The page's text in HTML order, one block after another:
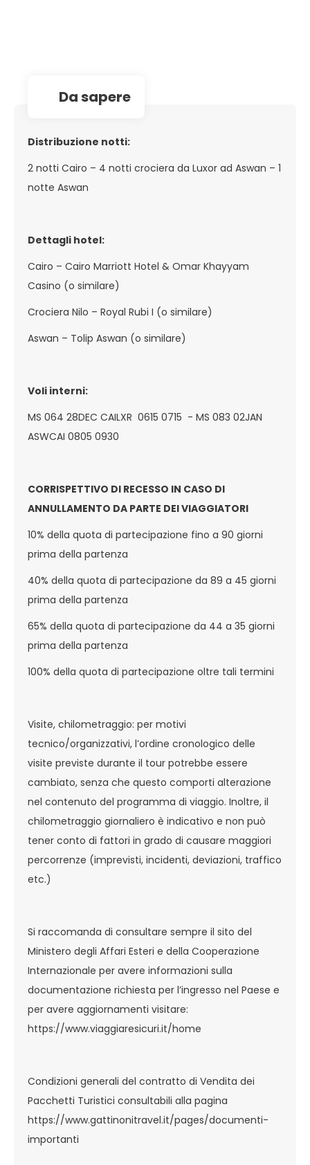
da sapere
Distribuzione notti:
2 notti Cairo – 4 notti crociera da Luxor ad Aswan – 1
notte Aswan
Dettagli hotel:
Cairo – Cairo Marriott Hotel & Omar Khayyam
Casino (o similare)
Crociera Nilo – Royal Rubi I (o similare)
Aswan – Tolip Aswan (o similare)
Voli interni:
MS 064 28DEC CAILXR 0615 0715 - MS 083 02JAN
ASWCAI 0805 0930
CORRISPETTIVO DI RECESSO IN CASO DI
ANNULLAMENTO DA PARTE DEI VIAGGIATORI
10% della quota di partecipazione fino a 90 giorni
prima della partenza
40% della quota di partecipazione da 89 a 45 giorni
prima della partenza
65% della quota di partecipazione da 44 a 35 giorni
prima della partenza
100% della quota di partecipazione oltre tali termini
Visite, chilometraggio: per motivi
tecnico/organizzativi, l’ordine cronologico delle
visite previste durante il tour potrebbe essere
cambiato, senza che questo comporti alterazione
nel contenuto del programma di viaggio. Inoltre, il
chilometraggio giornaliero è indicativo e non può
tener conto di fattori in grado di causare maggiori
percorrenze (imprevisti, incidenti, deviazioni, traffico
etc.)
Si raccomanda di consultare sempre il sito del
Ministero degli Affari Esteri e della Cooperazione
Internazionale per avere informazioni sulla
documentazione richiesta per l’ingresso nel Paese e
per avere aggiornamenti visitare:
https://www.viaggiaresicuri.it/home
Condizioni generali del contratto di Vendita dei
Pacchetti Turistici consultabili alla pagina
https://www.gattinonitravel.it/pages/documenti-
importanti